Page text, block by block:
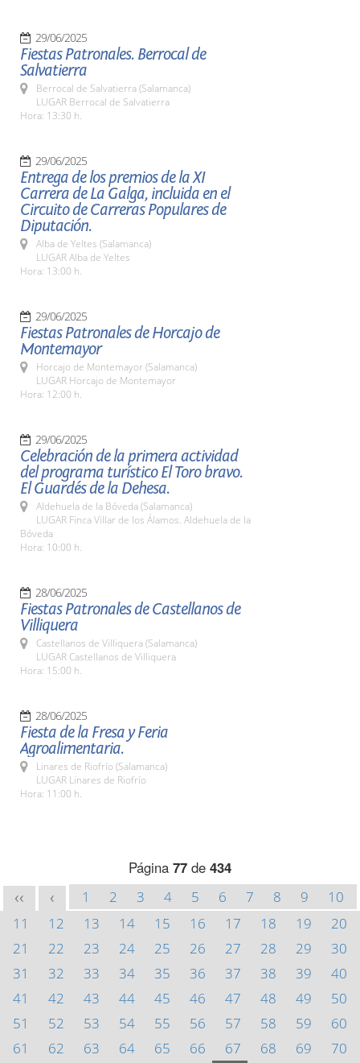
29/06/2025
Fiestas Patronales. Berrocal de
Salvatierra
Berrocal de Salvatierra (Salamanca)
LUGAR Berrocal de Salvatierra
Hora: 13:30 h.
29/06/2025
Entrega de los premios de la XI
Carrera de La Galga, incluida en el
Circuito de Carreras Populares de
Diputación.
Alba de Yeltes (Salamanca)
LUGAR Alba de Yeltes
Hora: 13:00 h.
29/06/2025
Fiestas Patronales de Horcajo de
Montemayor
Horcajo de Montemayor (Salamanca)
LUGAR Horcajo de Montemayor
Hora: 12:00 h.
29/06/2025
Celebración de la primera actividad
del programa turístico El Toro bravo.
El Guardés de la Dehesa.
Aldehuela de la Bóveda (Salamanca)
LUGAR Finca Villar de los Álamos. Aldehuela de la
Bóveda
Hora: 10:00 h.
28/06/2025
Fiestas Patronales de Castellanos de
Villiquera
Castellanos de Villiquera (Salamanca)
LUGAR Castellanos de Villiquera
Hora: 15:00 h.
28/06/2025
Fiesta de la Fresa y Feria
Agroalimentaria.
Linares de Riofrío (Salamanca)
LUGAR Linares de Riofrío
Hora: 11:00 h.
Página 77 de 434
<< < 1 2 3 4 5 6 7 8 9
10
11
12 13 14 15 16 17 18 19
20
21
22 23 24 25 26 27 28 29
30
31
32 33 34 35 36 37 38 39
40
41
42 43 44 45 46 47 48 49
50
51
52 53 54 55 56 57 58 59
60
61
62 63 64 65 66 67 68 69
70